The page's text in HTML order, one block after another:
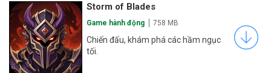
Storm of Blades
Game hành động 758 MB
Chiến đấu, khám phá các hầm ngục
tối.